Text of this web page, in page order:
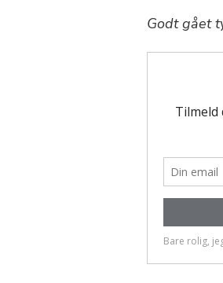
Godt gået